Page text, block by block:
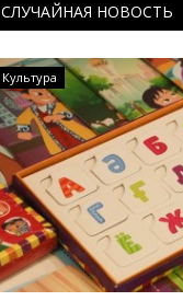
СЛУЧАЙНАЯ НОВОСТЬ
Культура